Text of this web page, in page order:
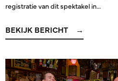
registratie van dit spektakel in…
BEKIJK BERICHT